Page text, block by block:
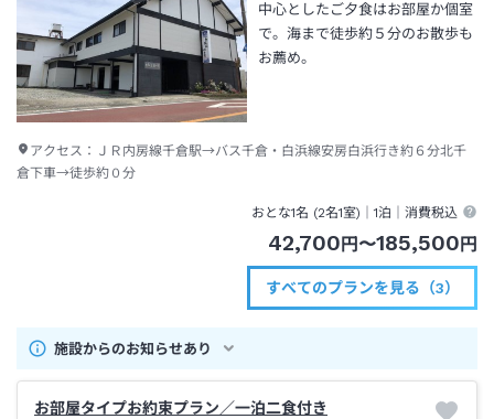
中心としたご夕食はお部屋か個室
で。海まで徒歩約５分のお散歩も
お薦め。
アクセス： ＪＲ内房線千倉駅→バス千倉・白浜線安房白浜行き約６分北千
倉下車→徒歩約０分
おとな1名 (2名1室)｜1泊 ｜消費税込
42,700円〜185,500円
すべてのプランを見る（3）
施設からのお知らせあり
お部屋タイプお約束プラン／一泊二食付き